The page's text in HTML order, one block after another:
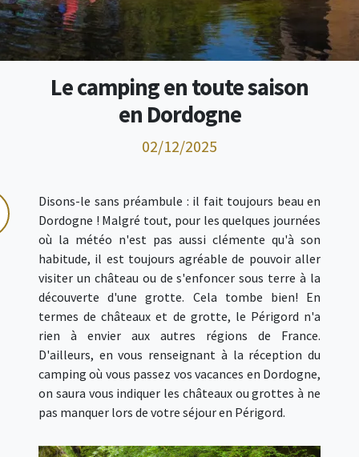
Le camping en toute saison
en Dordogne
02/12/2025
Disons-le sans préambule : il fait toujours beau en
Dordogne ! Malgré tout, pour les quelques journées
où la météo n'est pas aussi clémente qu'à son
habitude, il est toujours agréable de pouvoir aller
visiter un château ou de s'enfoncer sous terre à la
découverte d'une grotte. Cela tombe bien! En
termes de châteaux et de grotte, le Périgord n'a
rien à envier aux autres régions de France.
D'ailleurs, en vous renseignant à la réception du
camping où vous passez vos vacances en Dordogne,
on saura vous indiquer les châteaux ou grottes à ne
pas manquer lors de votre séjour en Périgord.